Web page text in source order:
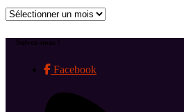
Archives
Suivez-nous !
Facebook